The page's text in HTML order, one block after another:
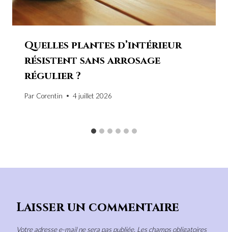
Quelles plantes d’intérieur
résistent sans arrosage
régulier ?
Par Corentin 4 juillet 2026
Laisser un commentaire
Votre adresse e-mail ne sera pas publiée. Les champs obligatoires